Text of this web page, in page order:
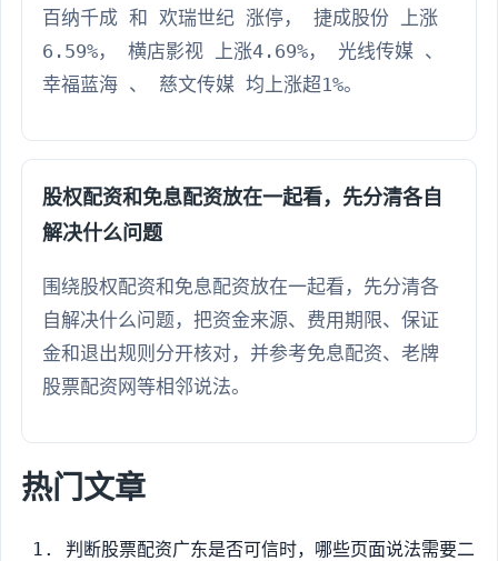
百纳千成 和 欢瑞世纪 涨停， 捷成股份 上涨
6.59%， 横店影视 上涨4.69%， 光线传媒 、
幸福蓝海 、 慈文传媒 均上涨超1%。
股权配资和免息配资放在一起看，先分清各自
解决什么问题
围绕股权配资和免息配资放在一起看，先分清各
自解决什么问题，把资金来源、费用期限、保证
金和退出规则分开核对，并参考免息配资、老牌
股票配资网等相邻说法。
热门文章
判断股票配资广东是否可信时，哪些页面说法需要二